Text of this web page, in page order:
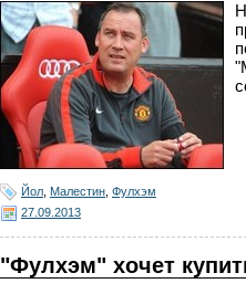
Йол Малестин Фулхэм
27.09.2013
"Фулхэм" хочет